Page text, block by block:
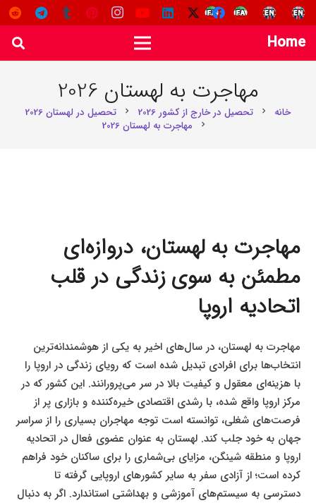
Home
مهاجرت به لهستان 2026
خانه chevron_right تحصیل در خارج از کشور 2026 chevron_right تحصیل در لهستان 2026
chevron_right مهاجرت به لهستان 2026
مهاجرت به لهستان، دروازه‌ای
مطمئن به سوی زندگی در قلب
اتحادیه اروپا
مهاجرت به لهستان، در سال‌های اخیر به یکی از هوشمندانه‌ترین
انتخاب‌ها برای افرادی تبدیل شده است که رویای زندگی در اروپا را
با هزینه‌ای معقول و کیفیت بالا در سر می‌پرورانند. این کشور که در
مرکز اروپا واقع شده، با رشدی اقتصادی خیره‌کننده و بازاری پر از
فرصت‌های شغلی، توانسته است توجه مهاجران بسیاری را از سراسر
جهان به خود جلب کند. لهستان به عنوان عضوی فعال در اتحادیه
اروپا و منطقه شینگن، مزایای بی‌شماری را برای ساکنان خود فراهم
کرده است؛ از آزادی سفر به سایر کشورهای اروپایی گرفته تا
دسترسی به سیستم‌های آموزشی و بهداشتی استاندارد. اگر به دنبال